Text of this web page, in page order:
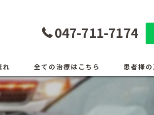
047-711-7174
れ 全ての治療はこちら 患者様の